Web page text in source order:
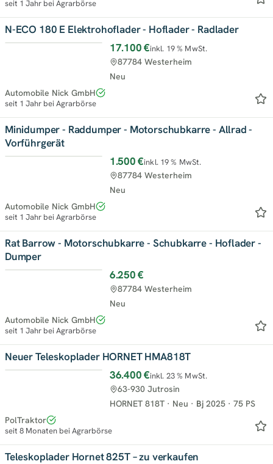
seit 1 Jahr bei Agrarbörse
N-ECO 180 E Elektrohoflader - Hoflader - Radlader
17.100 €inkl. 19 % MwSt.
Neu
87784 Westerheim
Automobile Nick GmbH
seit 1 Jahr bei Agrarbörse
Minidumper - Raddumper - Motorschubkarre - Allrad -
Vorführgerät
1.500 €inkl. 19 % MwSt.
Neu
87784 Westerheim
Automobile Nick GmbH
seit 1 Jahr bei Agrarbörse
Rat Barrow - Motorschubkarre - Schubkarre - Hoflader -
Dumper
6.250 €
Neu
87784 Westerheim
Automobile Nick GmbH
seit 1 Jahr bei Agrarbörse
Neuer Teleskoplader HORNET HMA818T
36.400 €inkl. 23 % MwSt.
HORNET 818T · Neu · Bj 2025 ·75 PS
63-930 Jutrosin
PolTraktor
seit 8 Monaten bei Agrarbörse
Teleskoplader Hornet 825T – zu verkaufen